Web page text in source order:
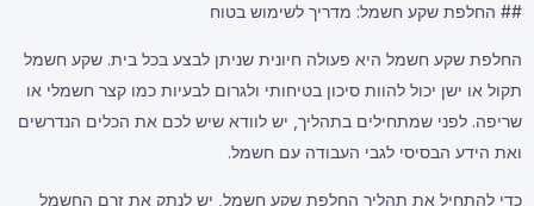
## החלפת שקע חשמל: מדריך לשימוש בטוח
החלפת שקע חשמל היא פעולה חיונית שניתן לבצע בכל בית. שקע חשמל
תקול או ישן יכול להוות סיכון בטיחותי ולגרום לבעיות כמו קצר חשמלי או
שריפה. לפני שמתחילים בתהליך, יש לוודא שיש לכם את הכלים הנדרשים
ואת הידע הבסיסי לגבי העבודה עם חשמל.
כדי להתחיל את תהליך החלפת שקע חשמל, יש לנתק את זרם החשמל